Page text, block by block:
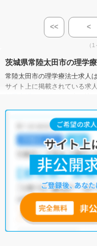
<< <
（
茨城県常陸太田市の理学
常陸太田市の理学療法士求人
サイト上に掲載されている求人
にお申し込
常陸太田市の理学療法士求人
積極採用中・残業少なめ
員)・病院・介護福祉施設
他の条件でも人気の求人がご
いただくか、お気軽にお問い
全国の理学療法士求人から検
無料転職支援サービス
にお申
グした上で求人をご提案いた
ご希望条件がまだ定まってい